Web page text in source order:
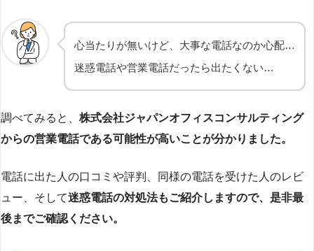
心当たりが無いけど、大事な電話なのか心配…
迷惑電話や営業電話だったら出たくない…
調べてみると、 株式会社ジャパンオフィスコンサルティング
からの営業電話である可能性が高いことが分かりました。
電話に出た人の口コミや評判、同様の電話を受けた人のレビ
ュー、そして迷惑電話の対処法もご紹介しますので、是非最
後までご確認ください。